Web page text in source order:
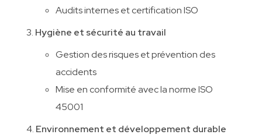
Audits internes et certification ISO
Hygiène et sécurité au travail
Gestion des risques et prévention des
accidents
Mise en conformité avec la norme ISO
45001
Environnement et développement durable